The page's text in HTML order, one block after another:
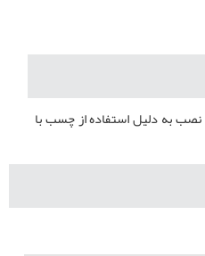
نصب به دلیل استفاده از چسب با